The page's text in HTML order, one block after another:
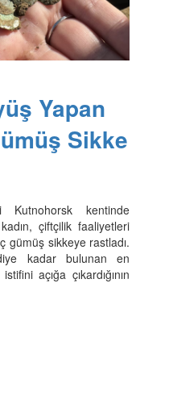
Yapan
Sikke
Kutnohorsk kentinde
çiftçilik faaliyetleri
gümüş sikkeye rastladı.
kadar bulunan en
açığa çıkardığının